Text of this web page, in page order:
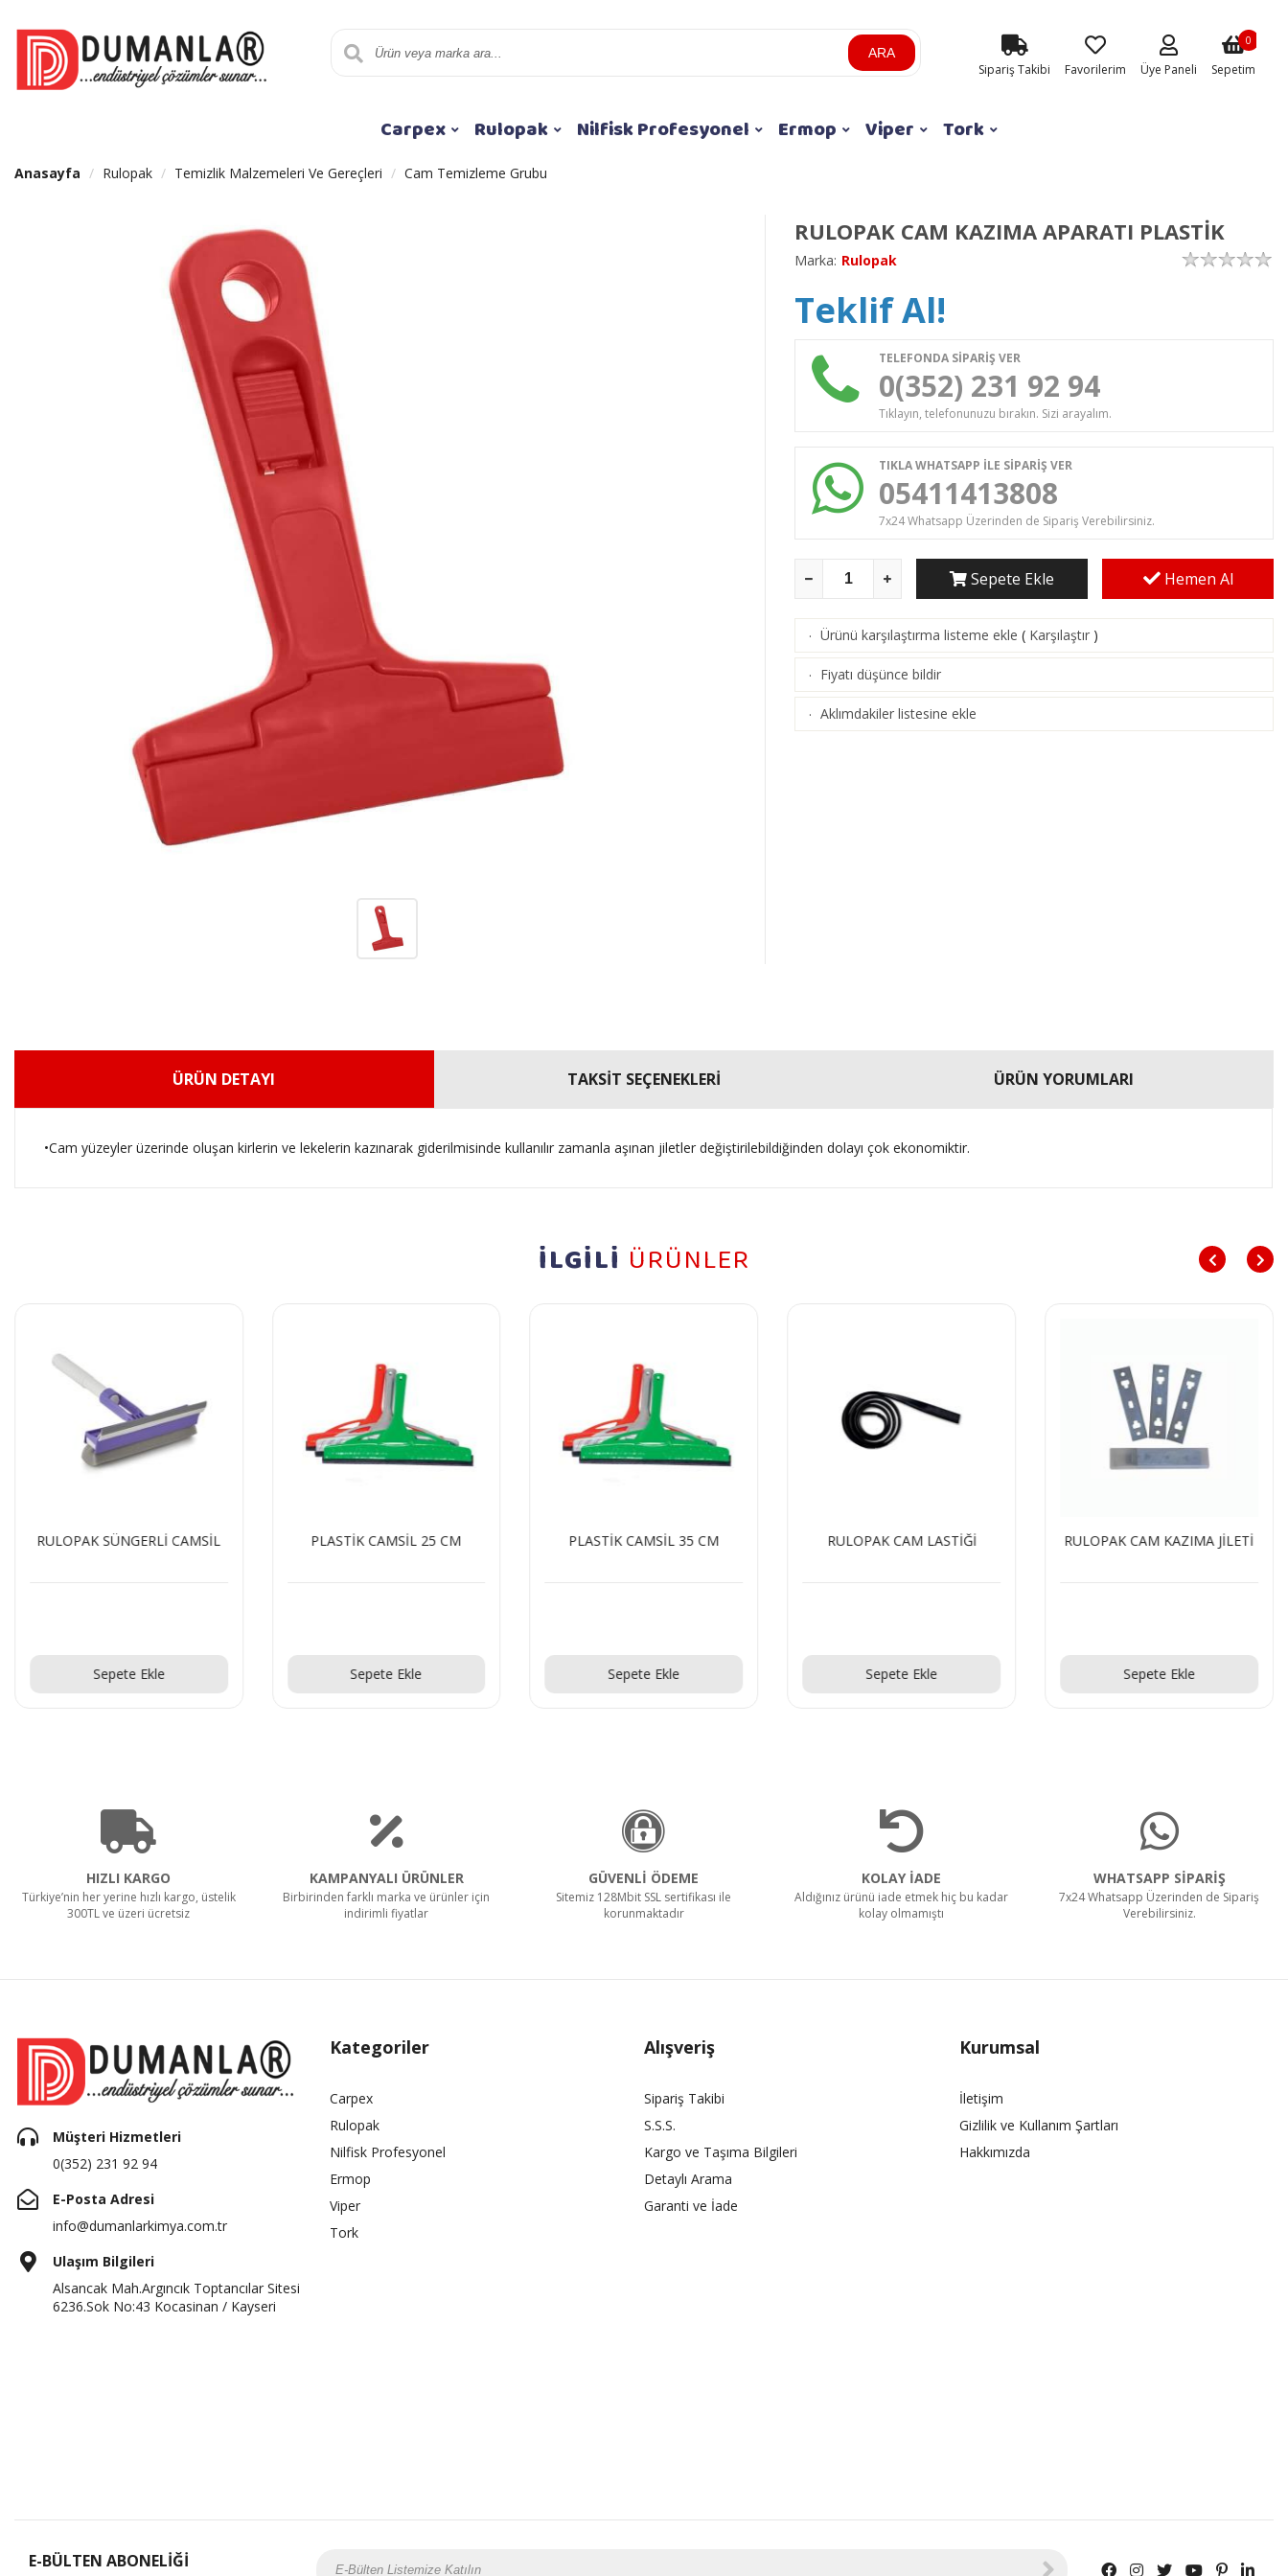
ARA
Sipariş Takibi Favorilerim Üye Paneli Sepetim
0
Carpex Rulopak Nilfisk Profesyonel Ermop Viper Tork
Anasayfa Rulopak Temizlik Malzemeleri Ve Gereçleri Cam Temizleme Grubu
RULOPAK CAM KAZIMA APARATI PLASTİK
Marka: Rulopak
Teklif Al!
TELEFONDA SİPARİŞ VER
0(352) 231 92 94
Tıklayın, telefonunuzu bırakın. Sizi arayalım.
TIKLA WHATSAPP İLE SİPARİŞ VER
05411413808
7x24 Whatsapp Üzerinden de Sipariş Verebilirsiniz.
Sepete Ekle Hemen Al
· Ürünü karşılaştırma listeme ekle ( Karşılaştır )
· Fiyatı düşünce bildir
· Aklımdakiler listesine ekle
ÜRÜN DETAYI TAKSİT SEÇENEKLERİ ÜRÜN YORUMLARI
•Cam yüzeyler üzerinde oluşan kirlerin ve lekelerin kazınarak giderilmisinde kullanılır zamanla aşınan jiletler değiştirilebildiğinden dolayı çok ekonomiktir.
İLGİLİ ÜRÜNLER
RULOPAK SÜNGERLİ CAMSİL
Sepete Ekle
PLASTİK CAMSİL 25 CM
Sepete Ekle
PLASTİK CAMSİL 35 CM
Sepete Ekle
RULOPAK CAM LASTİĞİ
Sepete Ekle
RULOPAK CAM KAZIMA JİLETİ
Sepete Ekle
HIZLI KARGO
Türkiye’nin her yerine hızlı kargo, üstelik
300TL ve üzeri ücretsiz
KAMPANYALI ÜRÜNLER
Birbirinden farklı marka ve ürünler için
indirimli fiyatlar
GÜVENLİ ÖDEME
Sitemiz 128Mbit SSL sertifikası ile
korunmaktadır
KOLAY İADE
Aldığınız ürünü iade etmek hiç bu kadar
kolay olmamıştı
WHATSAPP SİPARİŞ
7x24 Whatsapp Üzerinden de Sipariş
Verebilirsiniz.
Müşteri Hizmetleri
0(352) 231 92 94
E-Posta Adresi
info@dumanlarkimya.com.tr
Ulaşım Bilgileri
Alsancak Mah.Argıncık Toptancılar Sitesi
6236.Sok No:43 Kocasinan / Kayseri
Kategoriler
Carpex
Rulopak
Nilfisk Profesyonel
Ermop
Viper
Tork
Alışveriş
Sipariş Takibi
S.S.S.
Kargo ve Taşıma Bilgileri
Detaylı Arama
Garanti ve İade
Kurumsal
İletişim
Gizlilik ve Kullanım Şartları
Hakkımızda
E-BÜLTEN ABONELİĞİ